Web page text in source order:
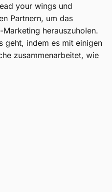
your wings und
Partnern, um das
herauszuholen.
geht, indem es mit einigen
zusammenarbeitet, wie